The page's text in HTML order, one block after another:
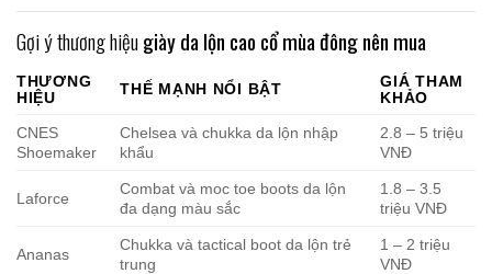
Gợi ý thương hiệugiày da lộn cao cổ mùa đông nên mua
THƯƠNG
HIỆU
THẾ MẠNH NỔI BẬT
GIÁ THAM
KHẢO
CNES
Shoemaker
Chelsea và chukka da lộn nhập
khẩu
2.8 – 5 triệu
VNĐ
Laforce
Combat và moc toe boots da lộn
đa dạng màu sắc
1.8 – 3.5
triệu VNĐ
Ananas
Chukka và tactical boot da lộn trẻ
trung
1 – 2 triệu
VNĐ